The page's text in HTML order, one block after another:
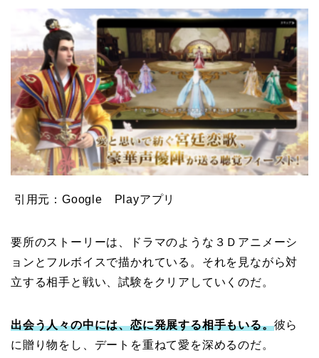
引用元：Google Playアプリ
要所のストーリーは、ドラマのような３Ｄアニメーシ
ョンとフルボイスで描かれている。それを見ながら対
立する相手と戦い、試験をクリアしていくのだ。
出会う人々の中には、恋に発展する相手もいる。彼ら
に贈り物をし、デートを重ねて愛を深めるのだ。